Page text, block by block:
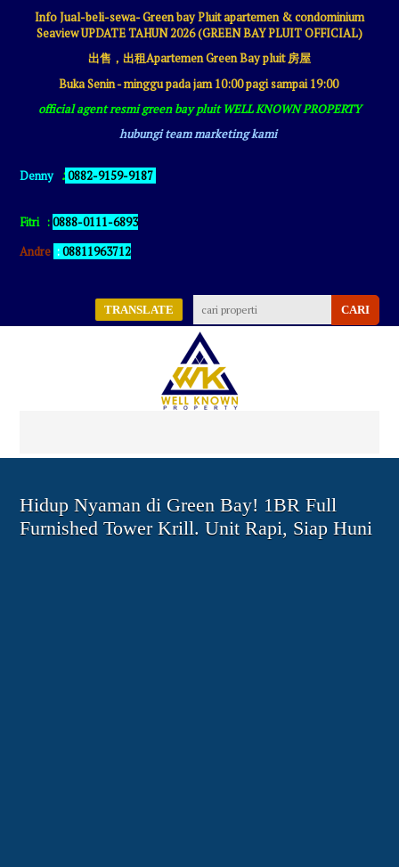
Info Jual-beli-sewa- Green bay Pluit apartemen & condominium
Seaview UPDATE TAHUN 2026 (GREEN BAY PLUIT OFFICIAL)
出售，出租Apartemen Green Bay pluit 房屋
Buka Senin - minggu pada jam 10:00 pagi sampai 19:00
official agent resmi green bay pluit WELL KNOWN PROPERTY
hubungi team marketing kami
Denny :0882-9159-9187
Fitri :0888-0111-6893
Andre :08811963712
TRANSLATE
Hidup Nyaman di Green Bay! 1BR Full
Furnished Tower Krill. Unit Rapi, Siap Huni